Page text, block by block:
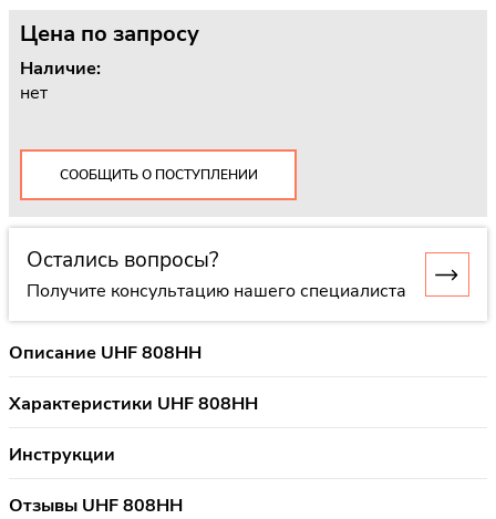
Цена по запросу
Наличие:
нет
СООБЩИТЬ О ПОСТУПЛЕНИИ
Остались вопросы?
Получите консультацию нашего специалиста
Описание UHF 808HH
Характеристики UHF 808HH
Инструкции
Отзывы UHF 808HH